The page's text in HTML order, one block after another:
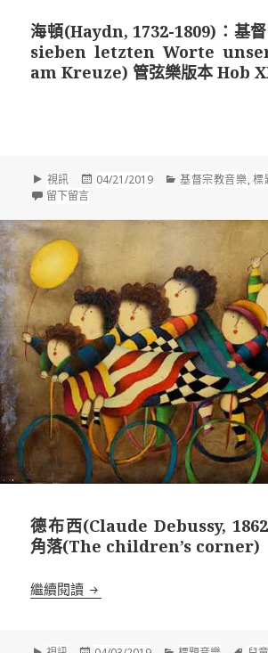
海頓(Haydn, 1732-1809)：基
sieben letzten Worte
am Kreuze) 管弦樂版本 Hob
格
式
視訊
發
04/21/2019
分
基督宗教音樂,標
留下留言在 海頓(Haydn, 1732-1809)：基督
德布西(Claude Debussy,
角落(The children’s corner)
繼續閱讀 德布西(Claude Debussy,